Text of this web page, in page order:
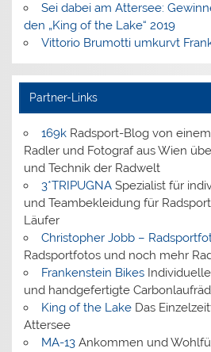
Sei dabei am Attersee:
den „King of the Lake“ 2019
Vittorio Brumotti umkurvt
Partner-Links
169kRadsport-Blog von
Radler und Fotograf aus Wien
und Technik der Radwelt
3*TRIPUGNASpezialist für
und Teambekleidung für
Läufer
Christopher Jobb –
Radsportfotos und noch mehr
Frankenstein BikesIndividuelle
und handgefertigte
King of the LakeDas
Attersee
MA-13Ankommen und